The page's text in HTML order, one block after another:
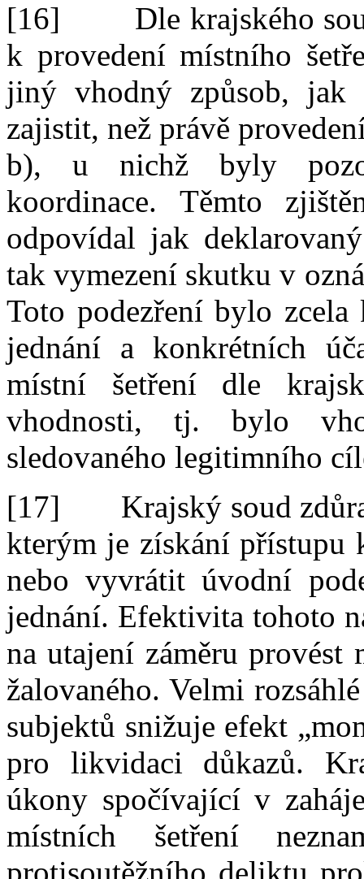
[16]
Dle krajského
k provedení místního
jiný vhodný způsob, jak
zajistit, než právě
b), u nichž byly
koordinace. Těmto
odpovídal jak
tak vymezení skutku v
Toto podezřeníbylo
jednání a konkrétních
místní šetření dle
vhodnosti, tj. bylo
sledovaného legitimního
[17]
Krajský soud
kterým je získání přístupu
nebo vyvrátit úvodní
jednání. Efektivita tohoto
na utajení záměru provést
žalovaného. Velmi
subjektů snižuje efekt
pro likvidaci důkazů.
úkony spočívající v
místních šetření